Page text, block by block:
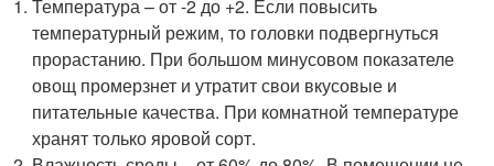
Температура – от -2 до +2. Если повысить
температурный режим, то головки подвергнуться
прорастанию. При большом минусовом показателе
овощ промерзнет и утратит свои вкусовые и
питательные качества. При комнатной температуре
хранят только яровой сорт.